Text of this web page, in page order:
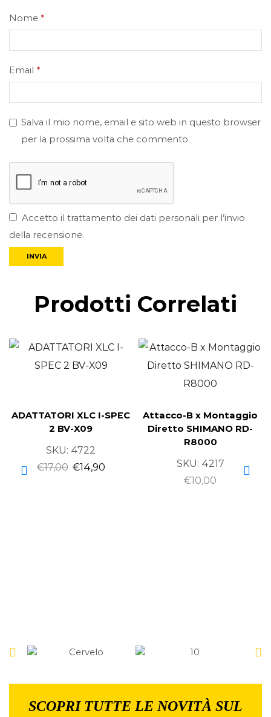
Nome *
Email *
Salva il mio nome, email e sito web in questo browser
per la prossima volta che commento.
Accetto il trattamento dei dati personali per l’invio
della recensione.
Prodotti Correlati
ADATTATORI XLC I-SPEC
2 BV-X09
SKU: 4722
€17,00 €14,90
Attacco-B x Montaggio
Diretto SHIMANO RD-
R8000
SKU: 4217
€10,00
SCOPRI TUTTE LE NOVITÀ SUL